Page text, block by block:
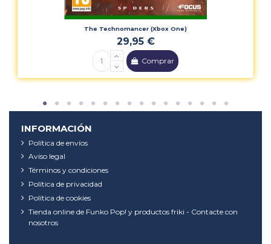
The Technomancer (Xbox One)
29,95 €
Comprar
INFORMACIÓN
Política de envíos
Aviso legal
Términos y condiciones
Política de privacidad
Política de cookies
Tienda online de Funko Pop! y productos friki - Contacte con
nosotros